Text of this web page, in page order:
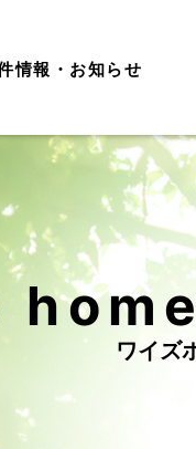
情報・お知らせ
ワイズ